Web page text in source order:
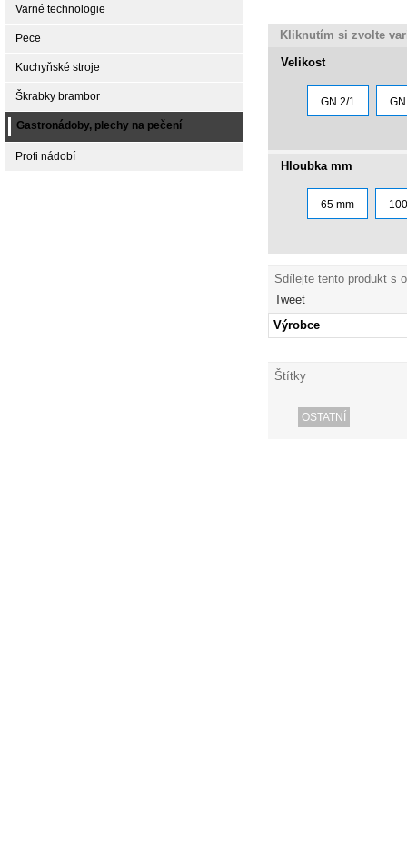
Kliknutím si zvolte
Velikost
GN 2/1
Hloubka mm
65 mm
Sdílejte tento produkt s
Tweet
Výrobce
Štítky
OSTATNÍ
Varné technologie
Pece
Kuchyňské stroje
Škrabky brambor
Gastronádoby, plechy na pečení
Profi nádobí